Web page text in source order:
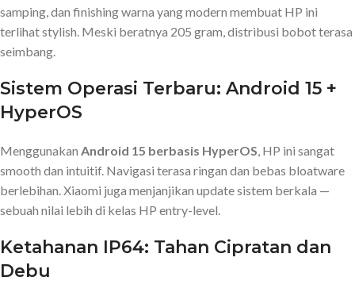
samping, dan finishing warna yang modern membuat HP ini
terlihat stylish. Meski beratnya 205 gram, distribusi bobot terasa
seimbang.
Sistem Operasi Terbaru: Android 15 +
HyperOS
Menggunakan Android 15 berbasis HyperOS , HP ini sangat
smooth dan intuitif. Navigasi terasa ringan dan bebas bloatware
berlebihan. Xiaomi juga menjanjikan update sistem berkala —
sebuah nilai lebih di kelas HP entry-level.
Ketahanan IP64: Tahan Cipratan dan
Debu